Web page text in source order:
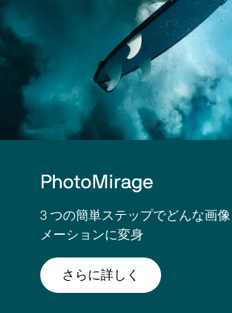
PhotoMirage
3 つの簡単ステップでどんな画
メーションに変身
さらに詳しく